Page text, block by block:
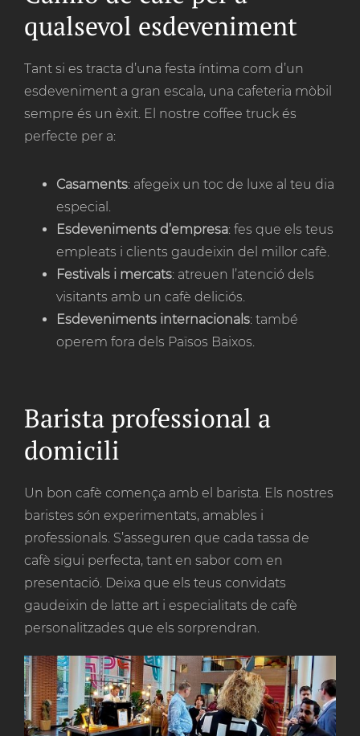
qualsevol esdeveniment
Tant si es tracta d’una festa íntima com d’un
esdeveniment a gran escala, una cafeteria mòbil
sempre és un èxit. El nostre coffee truck és
perfecte per a:
Casaments: afegeix un toc de luxe al teu dia
especial.
Esdeveniments d’empresa: fes que els teus
empleats i clients gaudeixin del millor cafè.
Festivals i mercats: atreuen l’atenció dels
visitants amb un cafè deliciós.
Esdeveniments internacionals: també
operem fora dels Països Baixos.
Barista professional a
domicili
Un bon cafè comença amb el barista. Els nostres
baristes són experimentats, amables i
professionals. S’asseguren que cada tassa de
cafè sigui perfecta, tant en sabor com en
presentació. Deixa que els teus convidats
gaudeixin de latte art i especialitats de cafè
personalitzades que els sorprendran.